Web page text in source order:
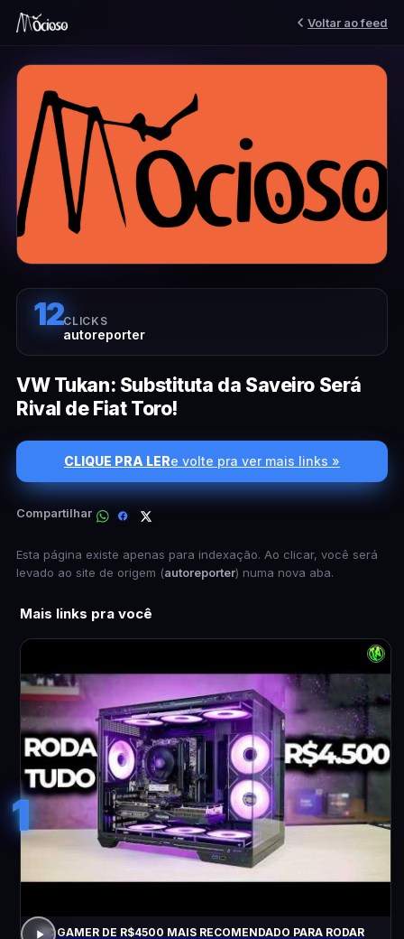
Voltar ao feed
12CLICKS
autoreporter
VW Tukan: Substituta da Saveiro Será
Rival de Fiat Toro!
CLIQUE PRA LERe volte pra ver mais links »
Compartilhar
Esta página existe apenas para indexação. Ao clicar, você será
levado ao site de origem (autoreporter) numa nova aba.
Mais links pra você
1
PC GAMER DE R$4500 MAIS RECOMENDADO PARA RODAR